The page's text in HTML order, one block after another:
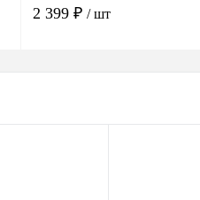
2 399 ₽ / шт